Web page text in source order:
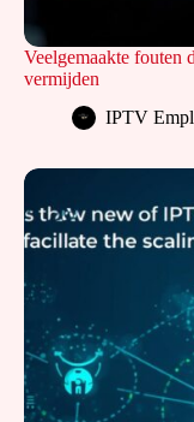
Veelgemaakte fouten
vermijden
IPTV